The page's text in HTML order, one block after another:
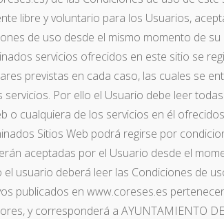
libre y voluntario para los Usuarios,
de uso desde el mismo momento de
servicios ofrecidos en este sitio se
previstas en cada caso, las cuales se
servicios. Por ello el Usuario debe leer
o cualquiera de los servicios en él
Sitios Web podrá regirse por
aceptadas por el Usuario desde el
el usuario deberá leer las Condiciones de
publicados en www.coreses.es
y corresponderá a AYUNTAMIENTO DE